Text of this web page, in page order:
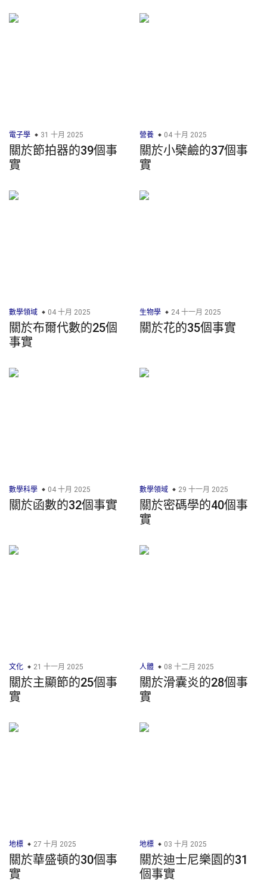
電子學 31 十月 2025
關於節拍器的39個事
實
營養 04 十月 2025
關於小檗鹼的37個事
實
數學領域 04 十月 2025
關於布爾代數的25個
事實
生物學 24 十一月 2025
關於花的35個事實
數學科學 04 十月 2025
關於函數的32個事實
數學領域 29 十一月 2025
關於密碼學的40個事
實
文化 21 十一月 2025
關於主顯節的25個事
實
人體 08 十二月 2025
關於滑囊炎的28個事
實
地標 27 十月 2025
關於華盛頓的30個事
實
地標 03 十月 2025
關於迪士尼樂園的31
個事實